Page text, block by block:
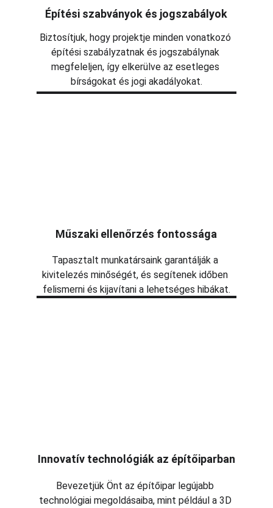
Építési szabványok és jogszabályok
Biztosítjuk, hogy projektje minden vonatkozó
építési szabályzatnak és jogszabálynak
megfeleljen, így elkerülve az esetleges
bírságokat és jogi akadályokat.
Műszaki ellenőrzés fontossága
Tapasztalt munkatársaink garantálják a
kivitelezés minőségét, és segítenek időben
felismerni és kijavítani a lehetséges hibákat.
Innovatív technológiák az építőiparban
Bevezetjük Önt az építőipar legújabb
technológiai megoldásaiba, mint például a 3D